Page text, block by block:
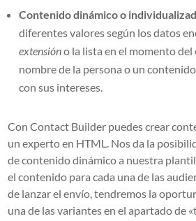
Contenido dinámico o
diferentes valores según los datos
extensióno la lista en el momento
nombre de la persona o un
con sus intereses.
Con Contact Builder puedes crear
un experto en HTML. Nos da la
de contenido dinámico a nuestra
el contenido para cada una de las
de lanzar el envío, tendremos la
una de las variantes en el apartado de